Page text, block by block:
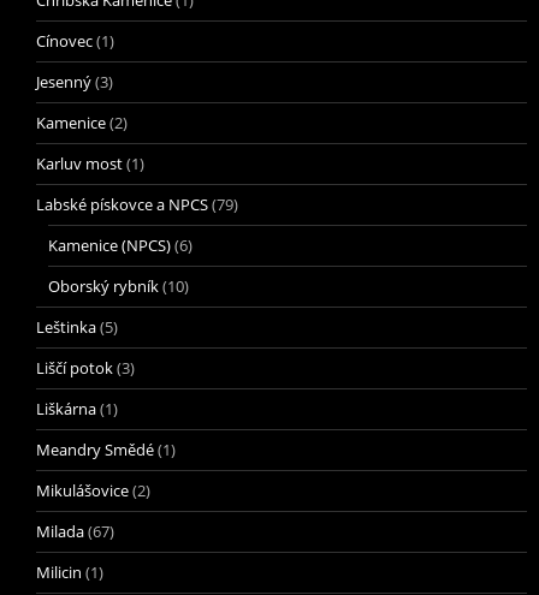
Cínovec(1)
Jesenný(3)
Kamenice(2)
Karluv most(1)
Labské pískovce a NPCS(79)
Kamenice (NPCS)(6)
Oborský rybník(10)
Leštinka(5)
Liščí potok(3)
Liškárna(1)
Meandry Smědé(1)
Mikulášovice(2)
Milada(67)
Milicin (1)